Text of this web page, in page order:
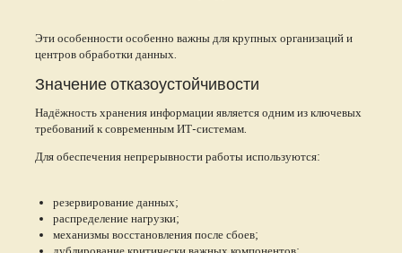
Эти особенности особенно важны для крупных организаций и
центров обработки данных.
Значение отказоустойчивости
Надёжность хранения информации является одним из ключевых
требований к современным ИТ-системам.
Для обеспечения непрерывности работы используются:
резервирование данных;
распределение нагрузки;
механизмы восстановления после сбоев;